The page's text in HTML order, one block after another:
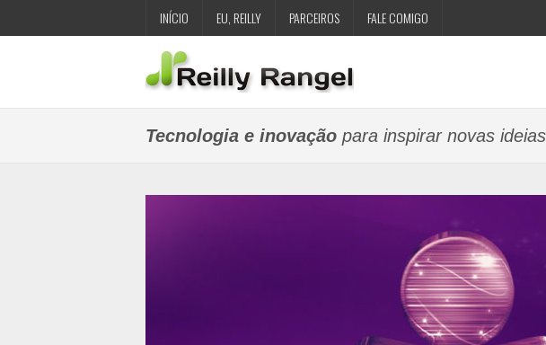
INÍCIO EU, REILLY PARCEIROS FALE COMIGO
Tecnologia e inovação para inspirar novas